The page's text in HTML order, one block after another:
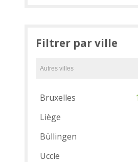
Filtrer par ville
Bruxelles
Liège
Büllingen
Uccle